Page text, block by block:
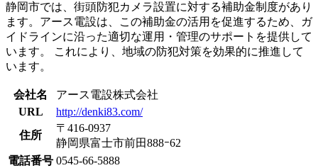
静岡市では、街頭防犯カメラ設置に対する補助金制度があり
ます。​アース電設は、この補助金の活用を促進するため、ガ
イドラインに沿った適切な運用・管理のサポートを提供して
います。 ​これにより、地域の防犯対策を効果的に推進して
います。
会社名
アース電設株式会社
URL
http://denki83.com/
住所
〒416-0937
静岡県富士市前田888ｰ62
電話番号 0545-66-5888